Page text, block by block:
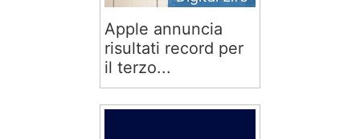
Apple annuncia
risultati record per
il terzo...